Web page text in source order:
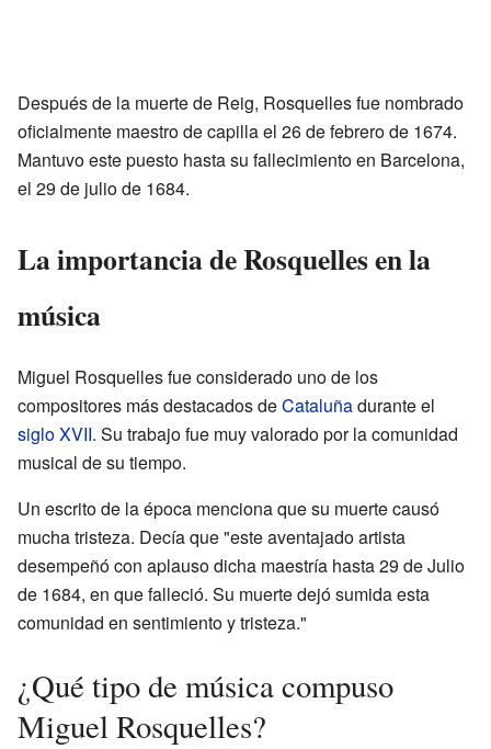
Después de la muerte de Reig, Rosquelles fue nombrado
oficialmente maestro de capilla el 26 de febrero de 1674.
Mantuvo este puesto hasta su fallecimiento en Barcelona,
el 29 de julio de 1684.
La importancia de Rosquelles en la
música
Miguel Rosquelles fue considerado uno de los
compositores más destacados deCataluñadurante el
siglo XVII. Su trabajo fue muy valorado por la comunidad
musical de su tiempo.
Un escrito de la época menciona que su muerte causó
mucha tristeza. Decía que "este aventajado artista
desempeñó con aplauso dicha maestría hasta 29 de Julio
de 1684, en que falleció. Su muerte dejó sumida esta
comunidad en sentimiento y tristeza."
¿Qué tipo de música compuso
Miguel Rosquelles?